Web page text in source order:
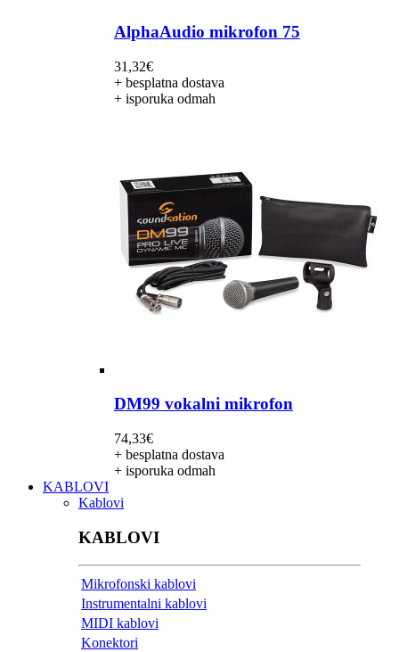
AlphaAudio mikrofon 75
31,32€
+ besplatna dostava
+ isporuka odmah
DM99 vokalni mikrofon
74,33€
+ besplatna dostava
+ isporuka odmah
KABLOVI
Kablovi
KABLOVI
Mikrofonski kablovi
Instrumentalni kablovi
MIDI kablovi
Konektori